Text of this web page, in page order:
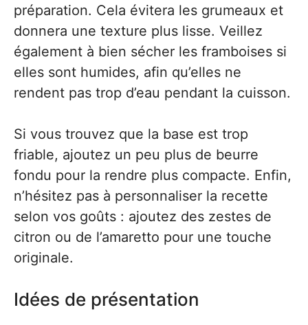
préparation. Cela évitera les grumeaux et
donnera une texture plus lisse. Veillez
également à bien sécher les framboises si
elles sont humides, afin qu’elles ne
rendent pas trop d’eau pendant la cuisson.
Si vous trouvez que la base est trop
friable, ajoutez un peu plus de beurre
fondu pour la rendre plus compacte. Enfin,
n’hésitez pas à personnaliser la recette
selon vos goûts : ajoutez des zestes de
citron ou de l’amaretto pour une touche
originale.
Idées de présentation